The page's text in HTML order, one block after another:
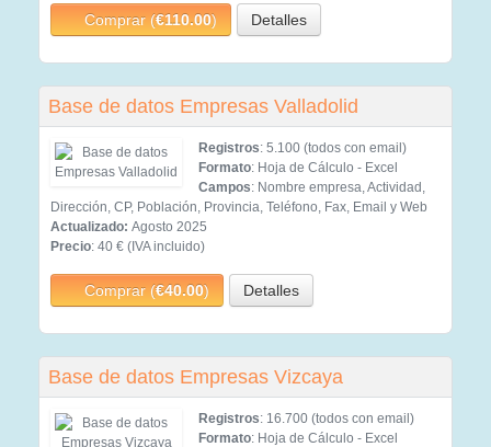
Comprar (€110.00) Detalles
Base de datos Empresas Valladolid
Registros: 5.100 (todos con email)
Formato: Hoja de Cálculo - Excel
Campos: Nombre empresa, Actividad,
Dirección, CP, Población, Provincia, Teléfono, Fax, Email y Web
Actualizado: Agosto 2025
Precio: 40 € (IVA incluido)
Comprar (€40.00) Detalles
Base de datos Empresas Vizcaya
Registros: 16.700 (todos con email)
Formato: Hoja de Cálculo - Excel